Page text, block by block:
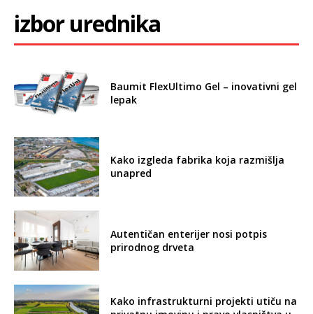
izbor urednika
Baumit FlexUltimo Gel – inovativni gel
lepak
Kako izgleda fabrika koja razmišlja
unapred
Autentičan enterijer nosi potpis
prirodnog drveta
Kako infrastrukturni projekti utiču na